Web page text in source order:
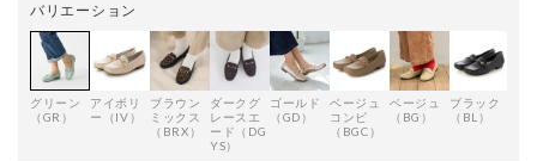
バリエーション
グリーン
（GR）
アイボリ
ー（IV）
ブラウン
ミックス
（BRX）
ダークグ
レースエ
ード（DG
YS）
ゴールド
（GD）
ベージュ
コンビ
（BGC）
ベージュ
（BG）
ブラック
（BL）